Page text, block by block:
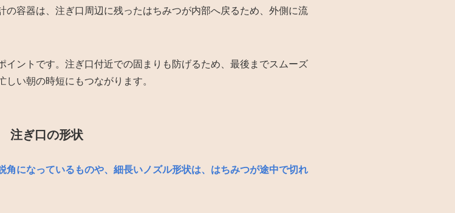
容器は、注ぎ口周辺に残ったはちみつが内部へ戻るため、外側に流
ントです。注ぎ口付近での固まりも防げるため、最後までスムーズ
い朝の時短にもつながります。
注ぎ口の形状
角になっているものや、細長いノズル形状は、はちみつが途中で切れ